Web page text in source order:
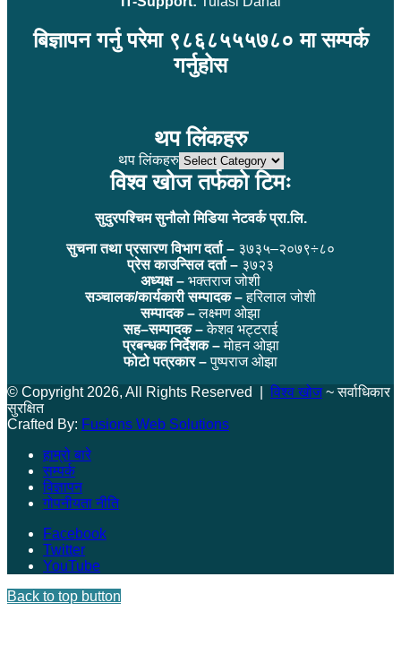
बिज्ञापन गर्नु परेमा ९८६८५५५७८० मा सम्पर्क
गर्नुहोस
थप लिंकहरु
थप लिंकहरु
विश्व खोज तर्फको टिमः
सुदुरपश्चिम सुनौलो मिडिया नेटवर्क प्रा.लि.
सुचना तथा प्रसारण विभाग दर्ता – ३७३५–२०७९÷८०
प्रेस काउन्सिल दर्ता – ३७२३
अध्यक्ष – भक्तराज जोशी
सञ्चालक/कार्यकारी सम्पादक –हरिलाल जोशी
सम्पादक –लक्ष्मण ओझा
सह–सम्पादक –केशव भट्टराई
प्रबन्धक निर्देशक –मोहन ओझा
फोटो पत्रकार –पुष्पराज ओझा
© Copyright 2026, All Rights Reserved | विश्व खोज~ सर्वाधिकार
सुरक्षित
Crafted By: Fusions Web Solutions
हाम्रो बारे
सम्पर्क
विज्ञापन
गोपनीयता नीति
Facebook
Twitter
YouTube
Back to top button